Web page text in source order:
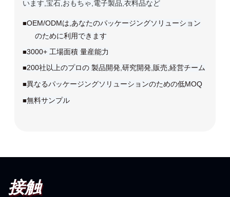
います,宝石,おもちゃ,電子製品,衣料品など
■OEM/ODMは,あなたのパッケージングソリューション
のために利用できます
■3000+ 工場面積 量産能力
■200社以上のプロの 製品開発,研究開発,販売,経営チーム
■異なるパッケージングソリューションのための低MOQ
■無料サンプル
接触